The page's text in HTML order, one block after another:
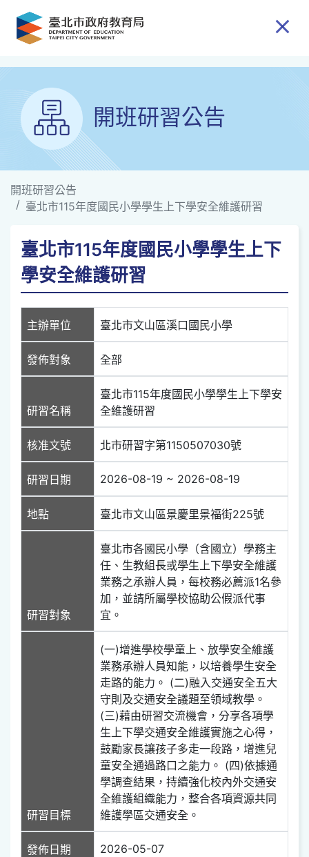
跳到主要內容
開班研習公告
開班研習公告
臺北市115年度國民小學學生上下學安全維護研習
臺北市115年度國民小學學生上下
學安全維護研習
主辦單位 臺北市文山區溪口國民小學
發佈對象 全部
研習名稱
臺北市115年度國民小學學生上下學安
全維護研習
核准文號 北市研習字第1150507030號
研習日期 2026-08-19 ~ 2026-08-19
地點 臺北市文山區景慶里景福街225號
研習對象
臺北市各國民小學（含國立）學務主
任、生教組長或學生上下學安全維護
業務之承辦人員，每校務必薦派1名參
加，並請所屬學校協助公假派代事
宜。
研習目標
(一)增進學校學童上、放學安全維護
業務承辦人員知能，以培養學生安全
走路的能力。 (二)融入交通安全五大
守則及交通安全議題至領域教學。
(三)藉由研習交流機會，分享各項學
生上下學交通安全維護實施之心得，
鼓勵家長讓孩子多走一段路，增進兒
童安全通過路口之能力。 (四)依據通
學調查結果，持續強化校內外交通安
全維護組織能力，整合各項資源共同
維護學區交通安全。
發佈日期 2026-05-07